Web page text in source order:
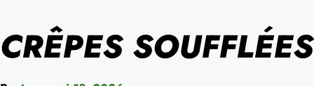
CRÊPES SOUFFLÉES